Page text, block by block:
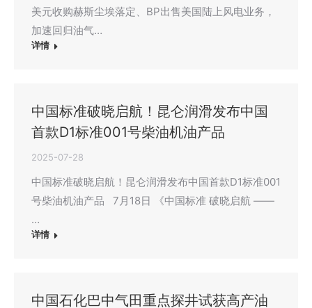
美元收购赫斯尘埃落定、BP出售美国陆上风电业务，
加速回归油气…
详情
中国标准破晓启航！昆仑润滑发布中国
首款D1标准001号柴油机油产品
2025-07-28
中国标准破晓启航！昆仑润滑发布中国首款D1标准001
号柴油机油产品 7月18日 《中国标准 破晓启航 ——
…
详情
中国石化巴中气田重点探井试获高产油